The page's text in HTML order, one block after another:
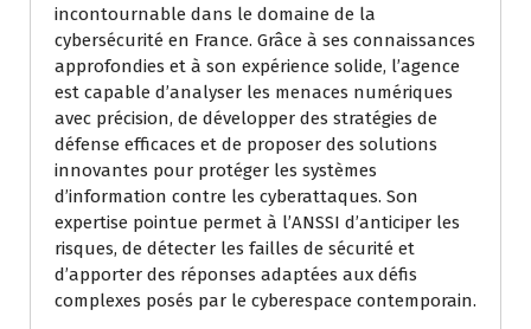
incontournable dans le domaine de la
cybersécurité en France. Grâce à ses connaissances
approfondies et à son expérience solide, l’agence
est capable d’analyser les menaces numériques
avec précision, de développer des stratégies de
défense efficaces et de proposer des solutions
innovantes pour protéger les systèmes
d’information contre les cyberattaques. Son
expertise pointue permet à l’ANSSI d’anticiper les
risques, de détecter les failles de sécurité et
d’apporter des réponses adaptées aux défis
complexes posés par le cyberespace contemporain.